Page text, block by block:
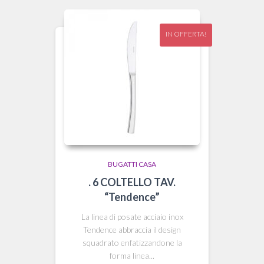
IN OFFERTA!
BUGATTI CASA
. 6 COLTELLO TAV.
“Tendence”
La linea di posate acciaio inox
Tendence abbraccia il design
squadrato enfatizzandone la
forma linea...